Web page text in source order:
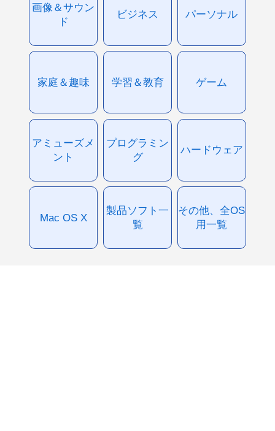
画像＆サウン
ド
ビジネス パーソナル
家庭＆趣味 学習＆教育 ゲーム
アミューズメ
ント
プログラミン
グ
ハードウェア
Mac OS X
製品ソフト一
覧
その他、全OS
用一覧